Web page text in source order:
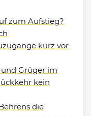
zum Aufstieg?
kurz vor
Grüger im
kein
die